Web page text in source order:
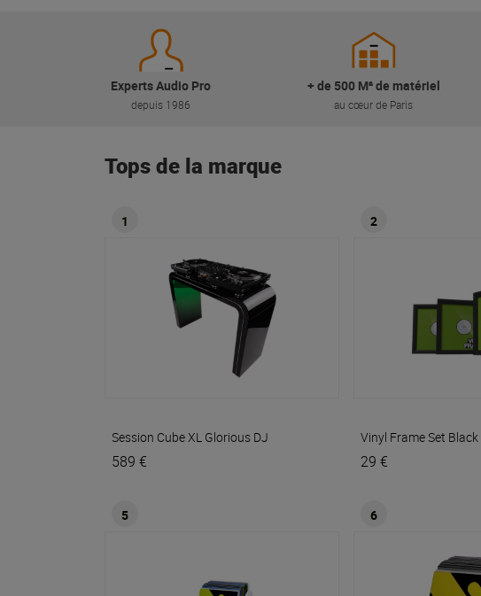
Experts Audio Pro
depuis 1986
+ de 500 M² de matériel
au cœur de Paris
Tops de la marque
1
Session Cube XL Glorious DJ
589 €
2
Vinyl Frame Set Black
29 €
5 6